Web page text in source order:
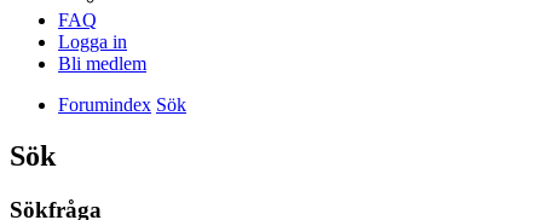
FAQ
Logga in
Bli medlem
Forumindex Sök
Sök
Sökfråga